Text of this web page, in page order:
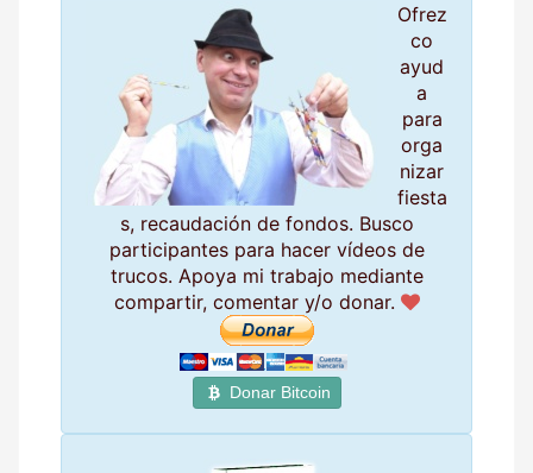
Ofrez
co
ayud
a
para
orga
nizar
fiesta
s, recaudación de fondos. Busco
participantes para hacer vídeos de
trucos. Apoya mi trabajo mediante
compartir, comentar y/o donar.
Donar Bitcoin